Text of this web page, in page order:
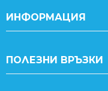
ИНФОРМАЦИЯ
ПОЛЕЗНИ ВРЪЗКИ